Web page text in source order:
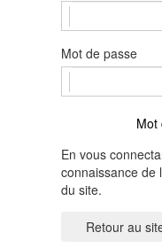
Mot de passe
Mot
En vous
connaissance de
du site.